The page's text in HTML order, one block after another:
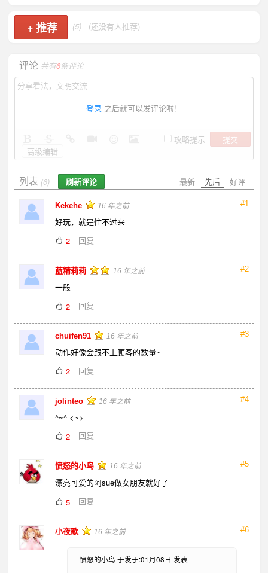
+推荐 (5) (还没有人推荐)
评论 共有6条评论
登录 之后就可以发评论啦！
攻略提示
提交
高级编辑
最新 先后 好评
列表 (6) 刷新评论
#1
Kekehe 16 年之前
好玩，就是忙不过来
2
回复
#2
蓝精莉莉 16 年之前
一般
2
回复
#3
chuifen91 16 年之前
动作好像会跟不上顾客的数量~
2
回复
#4
jolinteo 16 年之前
^~^ <~>
2
回复
#5
愤怒的小鸟 16 年之前
漂亮可爱的阿sue做女朋友就好了
5
回复
#6
小夜歌 16 年之前
愤怒的小鸟 于发于:01月08日 发表